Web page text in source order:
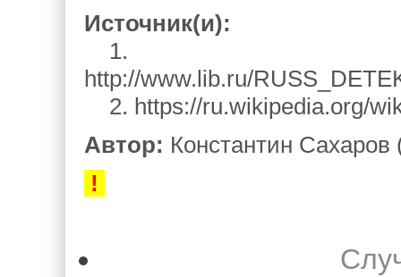
Источник(и):
1.
http://www.lib.ru/
2. https://ru.wikipedia.org/
Автор: Константин Сахаров
!